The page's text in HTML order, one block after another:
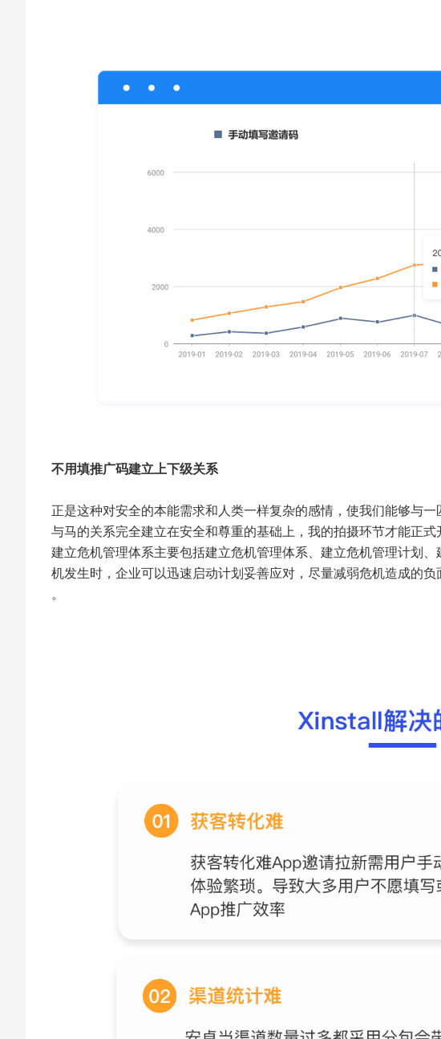
不用填推广码建立上下级关系
正是这种对安全的本能需求和人类一样复杂的感情，使我们能够与
与马的关系完全建立在安全和尊重的基础上，我的拍摄环节才能正式
建立危机管理体系主要包括建立危机管理体系、建立危机管理计划
机发生时，企业可以迅速启动计划妥善应对，尽量减弱危机造成的负
。